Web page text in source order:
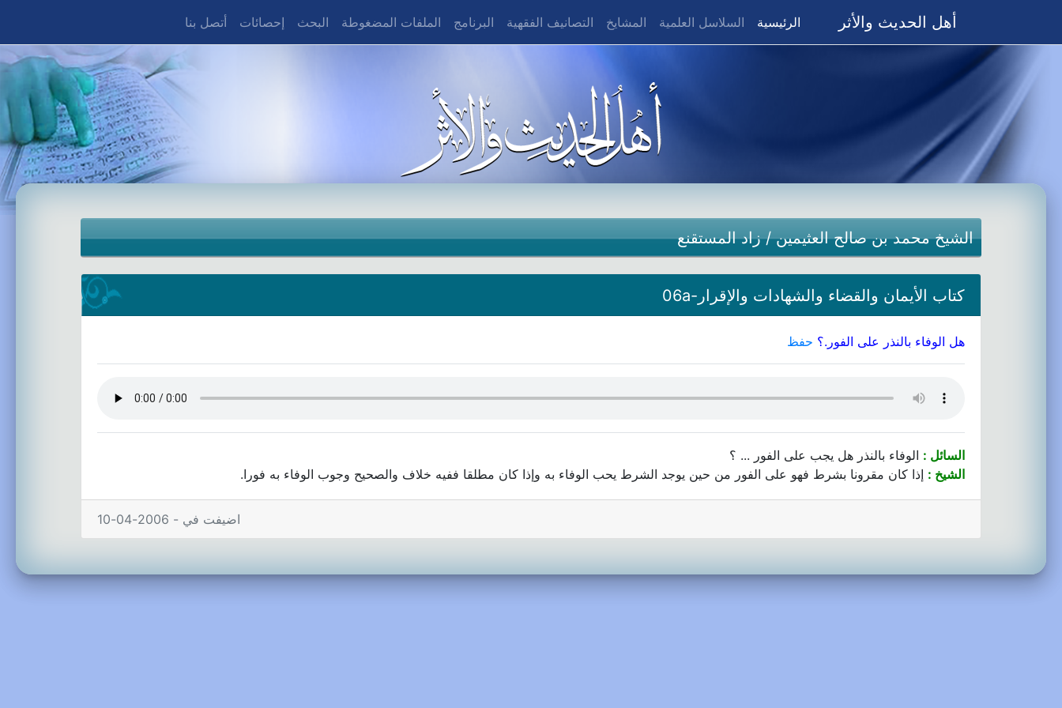
أهل الحديث والأثر الرئيسية السلاسل العلمية المشايخ التصانيف الفقهية البرنامج الملفات المضغوطة البحث إحصائات أتصل بنا
الشيخ محمد بن صالح العثيمين/زاد المستقنع
كتاب الأيمان والقضاء والشهادات والإقرار-06a
هل الوفاء بالنذر على الفور.؟ حفظ
السائل : الوفاء بالنذر هل يجب على الفور ... ؟
الشيخ : إذا كان مقرونا بشرط فهو على الفور من حين يوجد الشرط يحب الوفاء به وإذا كان مطلقا ففيه خلاف والصحيح وجوب الوفاء به فورا.
اضيفت في - 2006-04-10